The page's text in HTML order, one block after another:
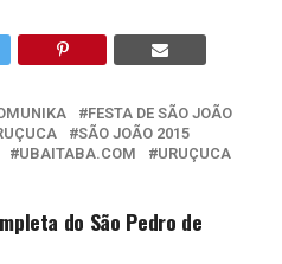
FESTA DE SÃO JOÃO
SÃO JOÃO 2015
UBAITABA.COM URUÇUCA
do São Pedro de